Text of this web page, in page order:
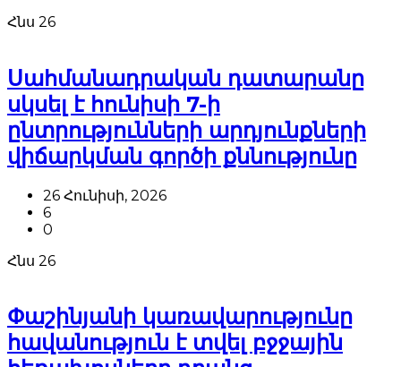
Հնս 26
Սահմանադրական դատարանը
սկսել է հունիսի 7-ի
ընտրությունների արդյունքների
վիճարկման գործի քննությունը
26 Հունիսի, 2026
6
0
Հնս 26
Փաշինյանի կառավարությունը
հավանություն է տվել բջջային